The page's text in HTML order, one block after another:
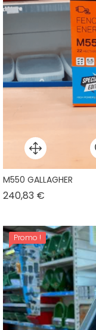
M550 GALLAGHER
240,83 €
Promo !